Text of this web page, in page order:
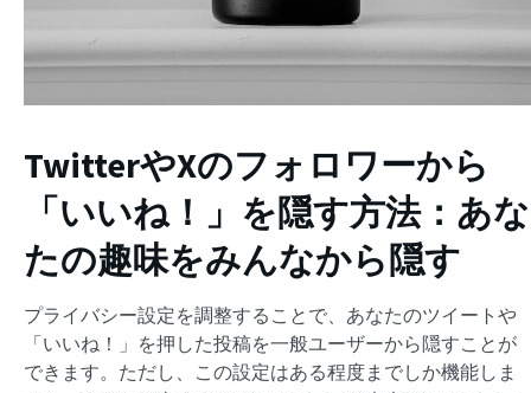
TwitterやXのフォロワーから
「いいね！」を隠す方法：あな
たの趣味をみんなから隠す
プライバシー設定を調整することで、あなたのツイートや
「いいね！」を押した投稿を一般ユーザーから隠すことが
できます。ただし、この設定はある程度までしか機能しま